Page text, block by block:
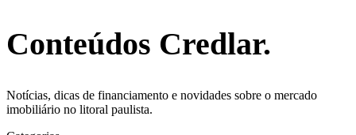
Conteúdos Credlar.
Notícias, dicas de financiamento e novidades sobre o mercado
imobiliário no litoral paulista.